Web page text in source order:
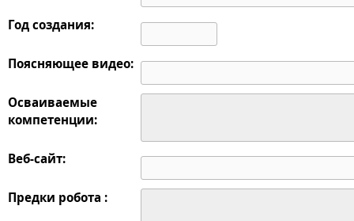
Год создания:
Поясняющее видео:
Осваиваемые
компетенции:
Веб-сайт:
Предки робота :